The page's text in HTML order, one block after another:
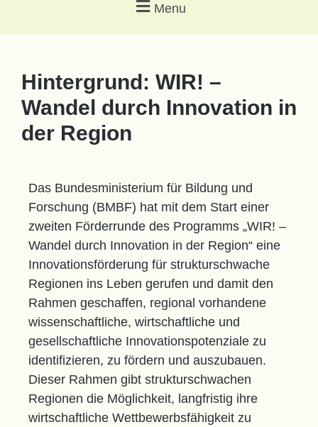
Menu
Hintergrund: WIR! –
Wandel durch Innovation in
der Region
Das Bundesministerium für Bildung und
Forschung (BMBF) hat mit dem Start einer
zweiten Förderrunde des Programms „WIR! –
Wandel durch Innovation in der Region“ eine
Innovationsförderung für strukturschwache
Regionen ins Leben gerufen und damit den
Rahmen geschaffen, regional vorhandene
wissenschaftliche, wirtschaftliche und
gesellschaftliche Innovationspotenziale zu
identifizieren, zu fördern und auszubauen.
Dieser Rahmen gibt strukturschwachen
Regionen die Möglichkeit, langfristig ihre
wirtschaftliche Wettbewerbsfähigkeit zu